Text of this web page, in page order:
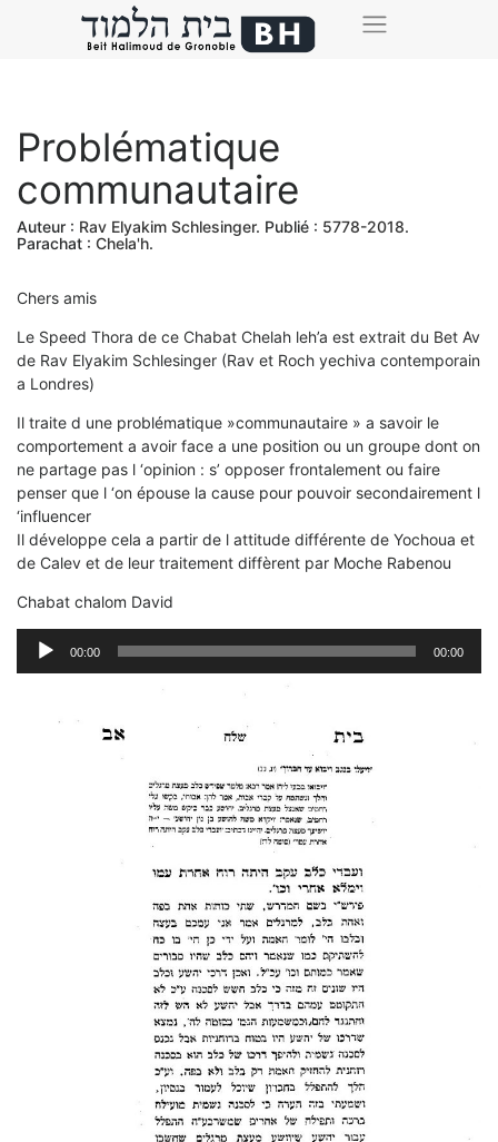
Problématique
communautaire
Auteur : Rav Elyakim Schlesinger. Publié : 5778-2018.
Parachat : Chela'h.
Chers amis
Le Speed Thora de ce Chabat Chelah leh’a est extrait du Bet Av
de Rav Elyakim Schlesinger (Rav et Roch yechiva contemporain
a Londres)
Il traite d une problématique »communautaire » a savoir le
comportement a avoir face a une position ou un groupe dont on
ne partage pas l ‘opinion : s’ opposer frontalement ou faire
penser que l ‘on épouse la cause pour pouvoir secondairement l
‘influencer
Il développe cela a partir de l attitude différente de Yochoua et
de Calev et de leur traitement diffèrent par Moche Rabenou
Chabat chalom David
Lecteur
audio
00:00 00:00